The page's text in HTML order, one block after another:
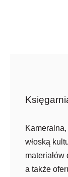
włoską
a także